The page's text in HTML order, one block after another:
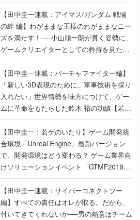
【田中圭一連載：アイマス/ガンダム 戦場
の絆 編】わがままな王様のわがままなニー
ズを満たす！──小山順一朗が貫く姿勢に、
ゲームクリエイターとしての矜持を見た
【若ゲのいたり最終回】
【田中圭一連載：バーチャファイター編】
「新しい3D表現のために、軍事技術を採り
入れたい」世界情勢を味方につけて、ゲー
ムに革命をもたらした鈴木 裕の功績【若ゲ
のいたり】
【田中圭一：若ゲのいたり】ゲーム開発統
合環境「Unreal Engine」最新バージョン
で、開発環境はどう変わる？ ゲーム業界向
けソリューションイベント「GTMF2019」
に行って、より理解を深めよう【PR】
【田中圭一連載：サイバーコネクトツー
編】すべての責任はオレが取る。だから、
付いてきてくれないか──男の熱意はチーム